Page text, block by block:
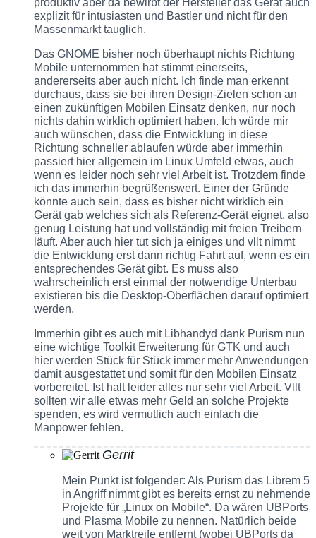
produktiv aber da bewirbt der Hersteller das Gerät auch
explizit für intusiasten und Bastler und nicht für den
Massenmarkt tauglich.
Das GNOME bisher noch überhaupt nichts Richtung
Mobile unternommen hat stimmt einerseits,
andererseits aber auch nicht. Ich finde man erkennt
durchaus, dass sie bei ihren Design-Zielen schon an
einen zukünftigen Mobilen Einsatz denken, nur noch
nichts dahin wirklich optimiert haben. Ich würde mir
auch wünschen, dass die Entwicklung in diese
Richtung schneller ablaufen würde aber immerhin
passiert hier allgemein im Linux Umfeld etwas, auch
wenn es leider noch sehr viel Arbeit ist. Trotzdem finde
ich das immerhin begrüßenswert. Einer der Gründe
könnte auch sein, dass es bisher nicht wirklich ein
Gerät gab welches sich als Referenz-Gerät eignet, also
genug Leistung hat und vollständig mit freien Treibern
läuft. Aber auch hier tut sich ja einiges und vllt nimmt
die Entwicklung erst dann richtig Fahrt auf, wenn es ein
entsprechendes Gerät gibt. Es muss also
wahrscheinlich erst einmal der notwendige Unterbau
existieren bis die Desktop-Oberflächen darauf optimiert
werden.
Immerhin gibt es auch mit Libhandyd dank Purism nun
eine wichtige Toolkit Erweiterung für GTK und auch
hier werden Stück für Stück immer mehr Anwendungen
damit ausgestattet und somit für den Mobilen Einsatz
vorbereitet. Ist halt leider alles nur sehr viel Arbeit. Vllt
sollten wir alle etwas mehr Geld an solche Projekte
spenden, es wird vermutlich auch einfach die
Manpower fehlen.
Gerrit
Mein Punkt ist folgender: Als Purism das Librem 5
in Angriff nimmt gibt es bereits ernst zu nehmende
Projekte für „Linux on Mobile“. Da wären UBPorts
und Plasma Mobile zu nennen. Natürlich beide
weit von Marktreife entfernt (wobei UBPorts da